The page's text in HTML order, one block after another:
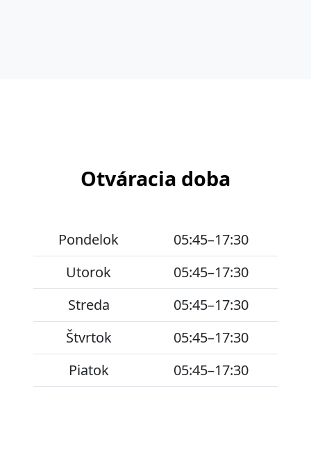
Otváracia doba
Pondelok
05:45–17:30
Utorok
05:45–17:30
Streda
05:45–17:30
Štvrtok
05:45–17:30
Piatok
05:45–17:30